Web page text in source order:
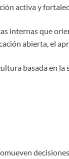
activa y
internas que
abierta, el
basada en